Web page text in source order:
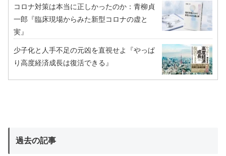
コロナ対策は本当に正しかったのか：青柳貞
一郎『臨床現場からみた新型コロナの虚と
実』
少子化と人手不足の元凶を直視せよ『やっぱ
り高度経済成長は復活できる』
過去の記事